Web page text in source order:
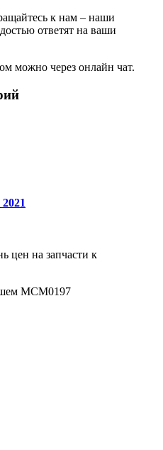
к нам – наши
ответят на ваши
можно через онлайн чат.
цен на запчасти к
MCM0197